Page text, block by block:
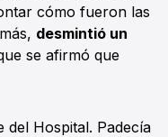
cómo fueron las
desmintió un
se afirmó que
del Hospital. Padecía